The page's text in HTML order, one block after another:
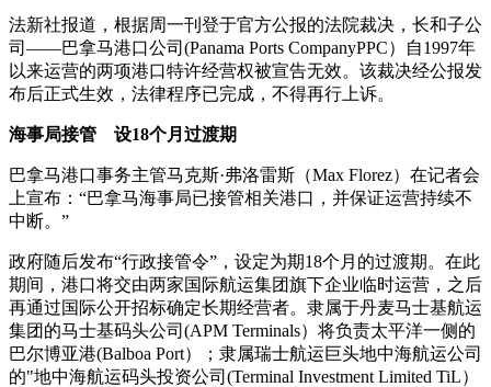
法新社报道，根据周一刊登于官方公报的法院裁决，长和子公
司——巴拿马港口公司(Panama Ports CompanyPPC）自1997年
以来运营的两项港口特许经营权被宣告无效。该裁决经公报发
布后正式生效，法律程序已完成，不得再行上诉。
海事局接管 设18个月过渡期
巴拿马港口事务主管马克斯·弗洛雷斯（Max Florez）在记者会
上宣布：“巴拿马海事局已接管相关港口，并保证运营持续不
中断。”
政府随后发布“行政接管令”，设定为期18个月的过渡期。在此
期间，港口将交由两家国际航运集团旗下企业临时运营，之后
再通过国际公开招标确定长期经营者。隶属于丹麦马士基航运
集团的马士基码头公司(APM Terminals）将负责太平洋一侧的
巴尔博亚港(Balboa Port）；隶属瑞士航运巨头地中海航运公司
的"地中海航运码头投资公司(Terminal Investment Limited TiL）